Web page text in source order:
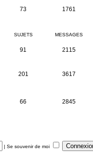
73 1761
SUJETS MESSAGES
91 2115
201 3617
66 2845
| Se souvenir de moi